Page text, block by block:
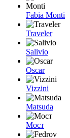
Fabia Monti
Traveler
Salivio
Oscar
Vizzini
Matsuda
Мост